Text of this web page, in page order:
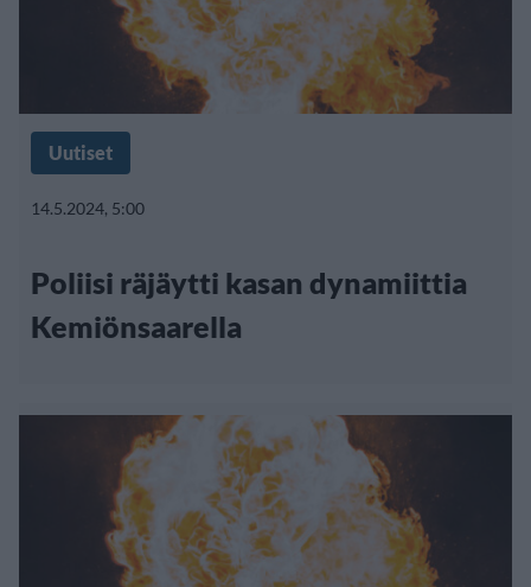
Uutiset
14.5.2024, 5:00
Poliisi räjäytti kasan dynamiittia
Kemiönsaarella